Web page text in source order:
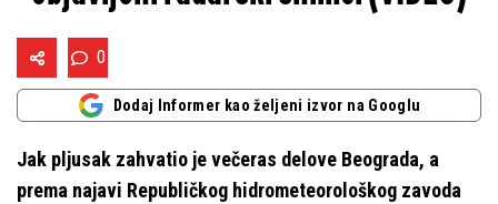
0
Dodaj Informer kao željeni izvor na Googlu
Jak pljusak zahvatio je večeras delove Beograda, a
prema najavi Republičkog hidrometeorološkog zavoda